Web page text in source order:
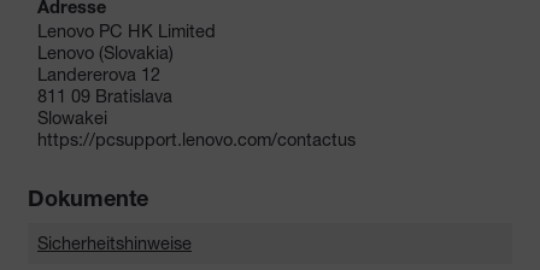
Adresse
Lenovo PC HK Limited
Lenovo (Slovakia)
Landererova 12
811 09 Bratislava
Slowakei
https://pcsupport.lenovo.com/contactus
Dokumente
Sicherheitshinweise